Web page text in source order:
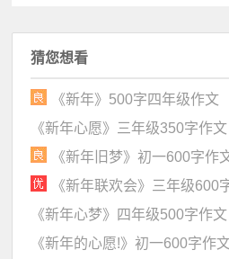
猜您想看
《新年》500字四年级作文
《新年心愿》三年级350字作文
《新年旧梦》初一600字作
《新年联欢会》三年级600
《新年心梦》四年级500字作文
《新年的心愿!》初一600字作